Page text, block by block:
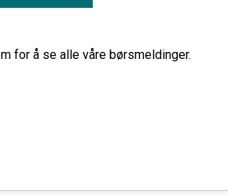
for å se alle våre børsmeldinger.